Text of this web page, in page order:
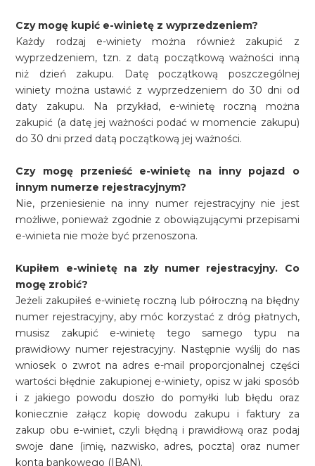
Czy mogę kupić e-winietę z wyprzedzeniem?
Każdy rodzaj e-winiety można również zakupić z
wyprzedzeniem, tzn. z datą początkową ważności inną
niż dzień zakupu. Datę początkową poszczególnej
winiety można ustawić z wyprzedzeniem do 30 dni od
daty zakupu. Na przykład, e-winietę roczną można
zakupić (a datę jej ważności podać w momencie zakupu)
do 30 dni przed datą początkową jej ważności.
Czy mogę przenieść e-winietę na inny pojazd o
innym numerze rejestracyjnym?
Nie, przeniesienie na inny numer rejestracyjny nie jest
możliwe, ponieważ zgodnie z obowiązującymi przepisami
e-winieta nie może być przenoszona.
Kupiłem e-winietę na zły numer rejestracyjny. Co
mogę zrobić?
Jeżeli zakupiłeś e-winietę roczną lub półroczną na błędny
numer rejestracyjny, aby móc korzystać z dróg płatnych,
musisz zakupić e-winietę tego samego typu na
prawidłowy numer rejestracyjny. Następnie wyślij do nas
wniosek o zwrot na adres e-mail proporcjonalnej części
wartości błędnie zakupionej e-winiety, opisz w jaki sposób
i z jakiego powodu doszło do pomyłki lub błędu oraz
koniecznie załącz kopię dowodu zakupu i faktury za
zakup obu e-winiet, czyli błędną i prawidłową oraz podaj
swoje dane (imię, nazwisko, adres, poczta) oraz numer
konta bankowego (IBAN).